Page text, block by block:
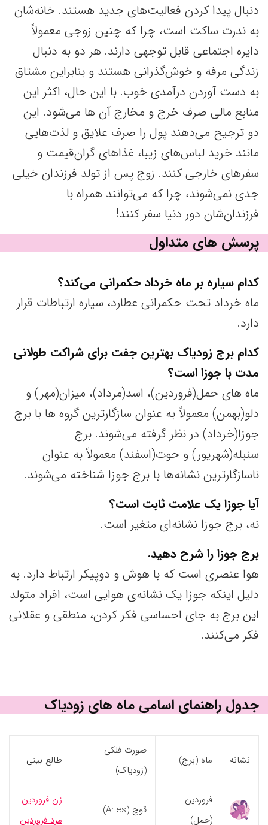
دنبال پیدا کردن فعالیت‌های جدید هستند. خانه‌شان
به ندرت ساکت است، چرا که چنین زوجی معمولاً
دایره اجتماعی قابل توجهی دارند. هر دو به دنبال
زندگی مرفه و خوش‌گذرانی هستند و بنابراین مشتاق
به دست آوردن درآمدی خوب. با این حال، اکثر این
منابع مالی صرف خرج و مخارج آن ها می‌شود. این
دو ترجیح می‌دهند پول را صرف علایق و لذت‌هایی
مانند خرید لباس‌های زیبا، غذاهای گران‌قیمت و
سفرهای خارجی کنند. زوج پس از تولد فرزندان خیلی
جدی نمی‌شوند، چرا که می‌توانند همراه با
فرزندان‌شان دور دنیا سفر کنند!
پرسش های متداول
کدام سیاره بر ماه خرداد حکمرانی می‌کند؟
ماه خرداد تحت حکمرانی عطارد، سیاره ارتباطات قرار
دارد.
کدام برج زودیاک بهترین جفت برای شراکت طولانی
مدت با جوزا است؟
ماه های حمل(فروردین)، اسد(مرداد)، میزان(مهر) و
دلو(بهمن) معمولاً به عنوان سازگارترین گروه ها با برج
جوزا(خرداد) در نظر گرفته می‌شوند. برج
سنبله(شهریور) و حوت(اسفند) معمولاً به عنوان
ناسازگارترین نشانه‌ها با برج جوزا شناخته می‌شوند.
آیا جوزا یک علامت ثابت است؟
نه، برج جوزا نشانه‌ای متغیر است.
برج جوزا را شرح دهید.
هوا عنصری است که با هوش و دوپیکر ارتباط دارد. به
دلیل اینکه جوزا یک نشانه‌ی هوایی است، افراد متولد
این برج به جای احساسی فکر کردن، منطقی و عقلانی
فکر می‌کنند.
جدول راهنمای اسامی ماه های زودیاک
نشانه ماه (برج)
صورت فلکی
(زودیاک)
طالع بینی
فروردین
(حمل)
قوچ (Aries)
زن فروردین
مرد فروردین